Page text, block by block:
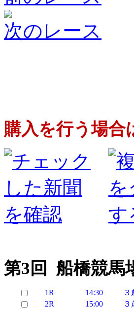
次のレース
購入を行う場
第3回 船橋競馬
1R 14:30
３
2R
15:00
３